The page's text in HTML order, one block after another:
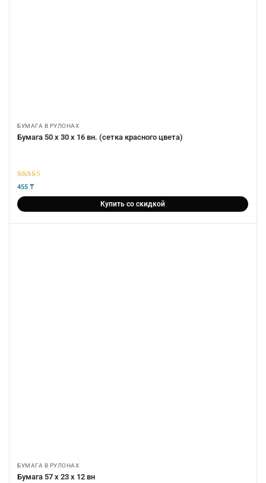
БУМАГА В РУЛОНАХ
Бумага 50 х 30 х 16 вн. (сетка красного цвета)
5из 5
455 ₸
Купить со скидкой
БУМАГА В РУЛОНАХ
Бумага 57 х 23 х 12 вн